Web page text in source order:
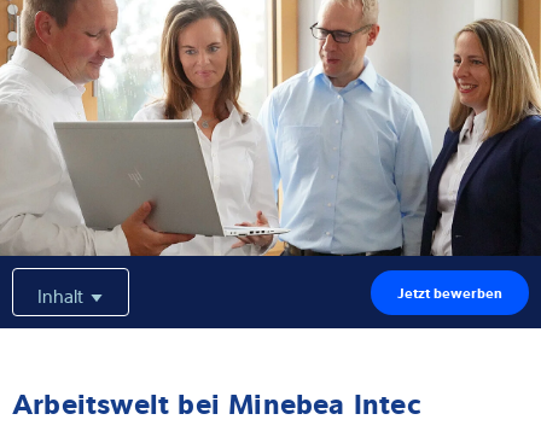
Individuelle Lösungen
Service
Industrielösungen
Expertise und Wissen
Über uns
Inhalt Jetzt bewerben
Arbeitswelt bei Minebea Intec